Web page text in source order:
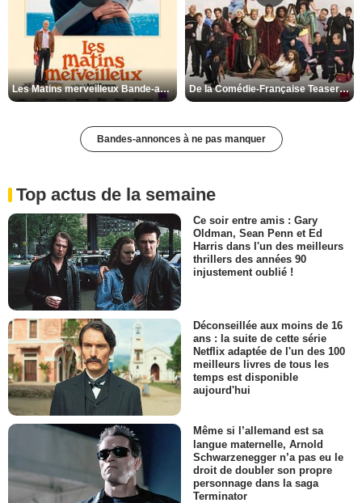
Les Matins merveilleux Bande-annonce VF De la Comédie-Française Teaser VF
Bandes-annonces à ne pas manquer
Top actus de la semaine
Ce soir entre amis : Gary
Oldman, Sean Penn et Ed
Harris dans l'un des meilleurs
thrillers des années 90
injustement oublié !
Déconseillée aux moins de 16
ans : la suite de cette série
Netflix adaptée de l'un des 100
meilleurs livres de tous les
temps est disponible
aujourd'hui
Même si l’allemand est sa
langue maternelle, Arnold
Schwarzenegger n’a pas eu le
droit de doubler son propre
personnage dans la saga
Terminator